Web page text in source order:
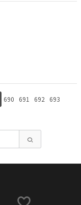
690 691 692
693